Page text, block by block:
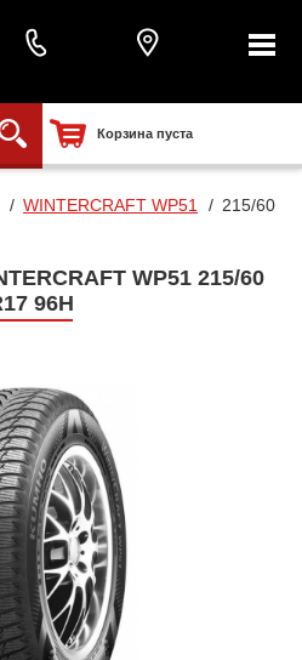
Корзина пуста
WINTERCRAFT WP51
215/60
WP51 215/60
96H